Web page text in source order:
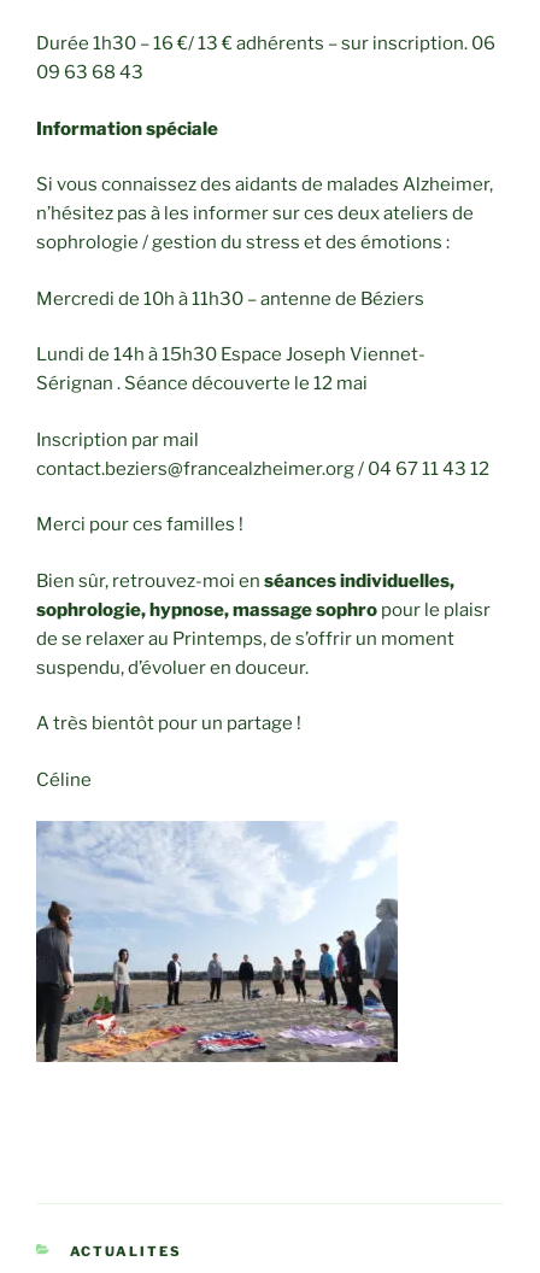
Durée 1h30 – 16 €/ 13 € adhérents – sur inscription. 06
09 63 68 43
Information spéciale
Si vous connaissez des aidants de malades Alzheimer,
n’hésitez pas à les informer sur ces deux ateliers de
sophrologie / gestion du stress et des émotions :
Mercredi de 10h à 11h30 – antenne de Béziers
Lundi de 14h à 15h30 Espace Joseph Viennet-
Sérignan . Séance découverte le 12 mai
Inscription par mail
contact.beziers@francealzheimer.org / 04 67 11 43 12
Merci pour ces familles !
Bien sûr, retrouvez-moi en séances individuelles,
sophrologie, hypnose, massage sophro pour le plaisr
de se relaxer au Printemps, de s’offrir un moment
suspendu, d’évoluer en douceur.
A très bientôt pour un partage !
Céline
CATÉGORIES
ACTUALITES